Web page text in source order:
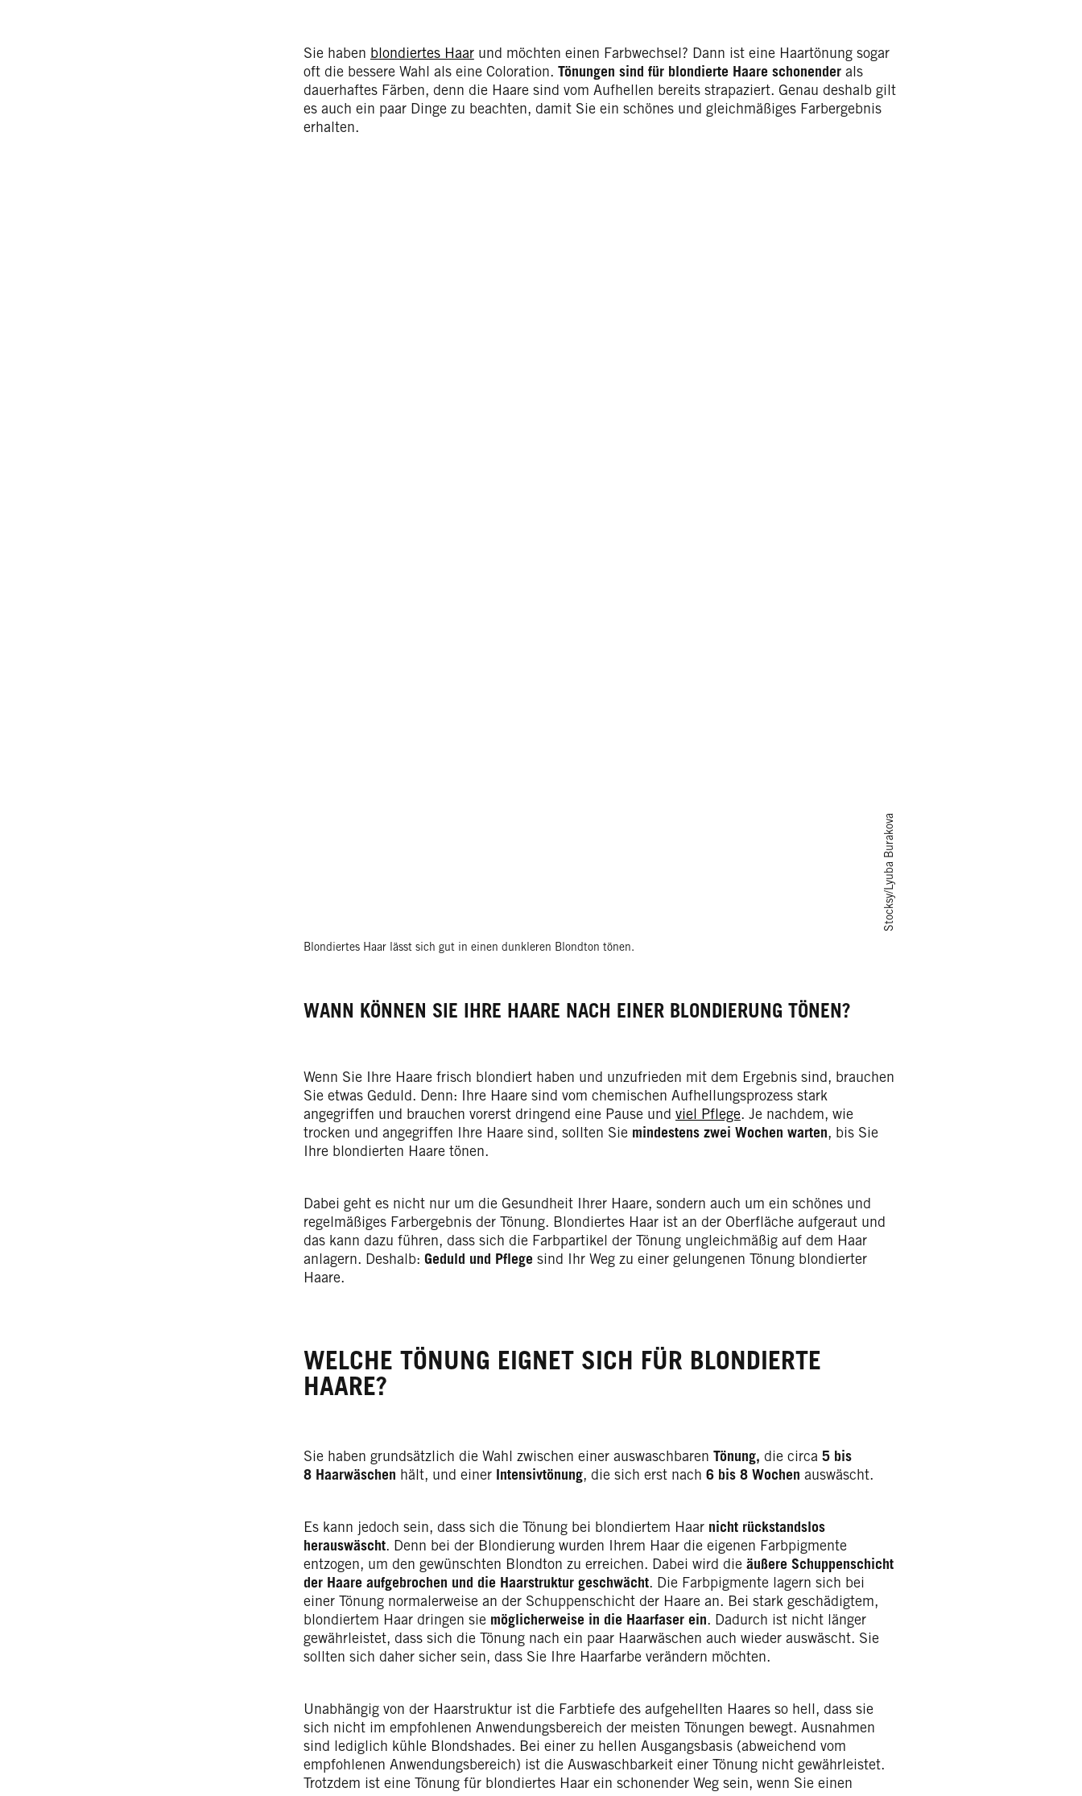
Sie haben blondiertes Haarund möchten einen Farbwechsel? Dann ist eine Haartönung sogar
oft die bessere Wahl als eine Coloration. Tönungen sind für blondierte Haare schonenderals
dauerhaftes Färben, denn die Haare sind vom Aufhellen bereits strapaziert. Genau deshalb gilt
es auch ein paar Dinge zu beachten, damit Sie ein schönes und gleichmäßiges Farbergebnis
erhalten.
Stocksy/Lyuba Burakova
Blondiertes Haar lässt sich gut in einen dunkleren Blondton tönen.
WANN KÖNNEN SIE IHRE HAARE NACH EINER BLONDIERUNG TÖNEN?
Wenn Sie Ihre Haare frisch blondiert haben und unzufrieden mit dem Ergebnis sind, brauchen
Sie etwas Geduld. Denn: Ihre Haare sind vom chemischen Aufhellungsprozess stark
angegriffen und brauchen vorerst dringend eine Pause und viel Pflege. Je nachdem, wie
trocken und angegriffen Ihre Haare sind, sollten Sie mindestens zwei Wochen warten, bis Sie
Ihre blondierten Haare tönen.
Dabei geht es nicht nur um die Gesundheit Ihrer Haare, sondern auch um ein schönes und
regelmäßiges Farbergebnis der Tönung. Blondiertes Haar ist an der Oberfläche aufgeraut und
das kann dazu führen, dass sich die Farbpartikel der Tönung ungleichmäßig auf dem Haar
anlagern. Deshalb: Geduld und Pflege sind Ihr Weg zu einer gelungenen Tönung blondierter
Haare.
WELCHE TÖNUNG EIGNET SICH FÜR BLONDIERTE
HAARE?
Sie haben grundsätzlich die Wahl zwischen einer auswaschbaren Tönung, die circa 5 bis
8 Haarwäschen hält, und einer Intensivtönung, die sich erst nach 6 bis 8 Wochen auswäscht.
Es kann jedoch sein, dass sich die Tönung bei blondiertem Haar nicht rückstandslos
herauswäscht. Denn bei der Blondierung wurden Ihrem Haar die eigenen Farbpigmente
entzogen, um den gewünschten Blondton zu erreichen. Dabei wird die äußere Schuppenschicht
der Haare aufgebrochen und die Haarstruktur geschwächt. Die Farbpigmente lagern sich bei
einer Tönung normalerweise an der Schuppenschicht der Haare an. Bei stark geschädigtem,
blondiertem Haar dringen sie möglicherweise in die Haarfaser ein. Dadurch ist nicht länger
gewährleistet, dass sich die Tönung nach ein paar Haarwäschen auch wieder auswäscht. Sie
sollten sich daher sicher sein, dass Sie Ihre Haarfarbe verändern möchten.
Unabhängig von der Haarstruktur ist die Farbtiefe des aufgehellten Haares so hell, dass sie
sich nicht im empfohlenen Anwendungsbereich der meisten Tönungen bewegt. Ausnahmen
sind lediglich kühle Blondshades. Bei einer zu hellen Ausgangsbasis (abweichend vom
empfohlenen Anwendungsbereich) ist die Auswaschbarkeit einer Tönung nicht gewährleistet.
Trotzdem ist eine Tönung für blondiertes Haar ein schonender Weg sein, wenn Sie einen